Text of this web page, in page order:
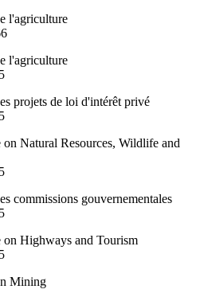
l'agriculture
l'agriculture
projets de loi d'intérêt privé
Natural Resources, Wildlife and
commissions gouvernementales
Highways and Tourism
Mining